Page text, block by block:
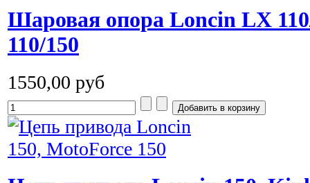
Шаровая опора Loncin LX
110/150
1550,00 руб